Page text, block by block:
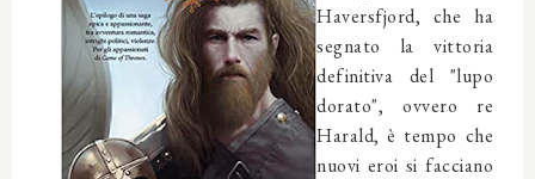
Haversfjord, che ha
segnato la vittoria
definitiva del "lupo
dorato", ovvero re
Harald, è tempo che
nuovi eroi si facciano